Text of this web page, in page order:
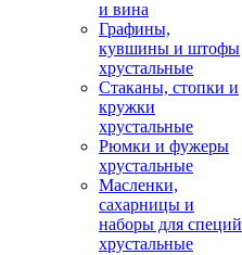
и вина
Графины,
кувшины и штофы
хрустальные
Стаканы, стопки и
кружки
хрустальные
Рюмки и фужеры
хрустальные
Масленки,
сахарницы и
наборы для специй
хрустальные